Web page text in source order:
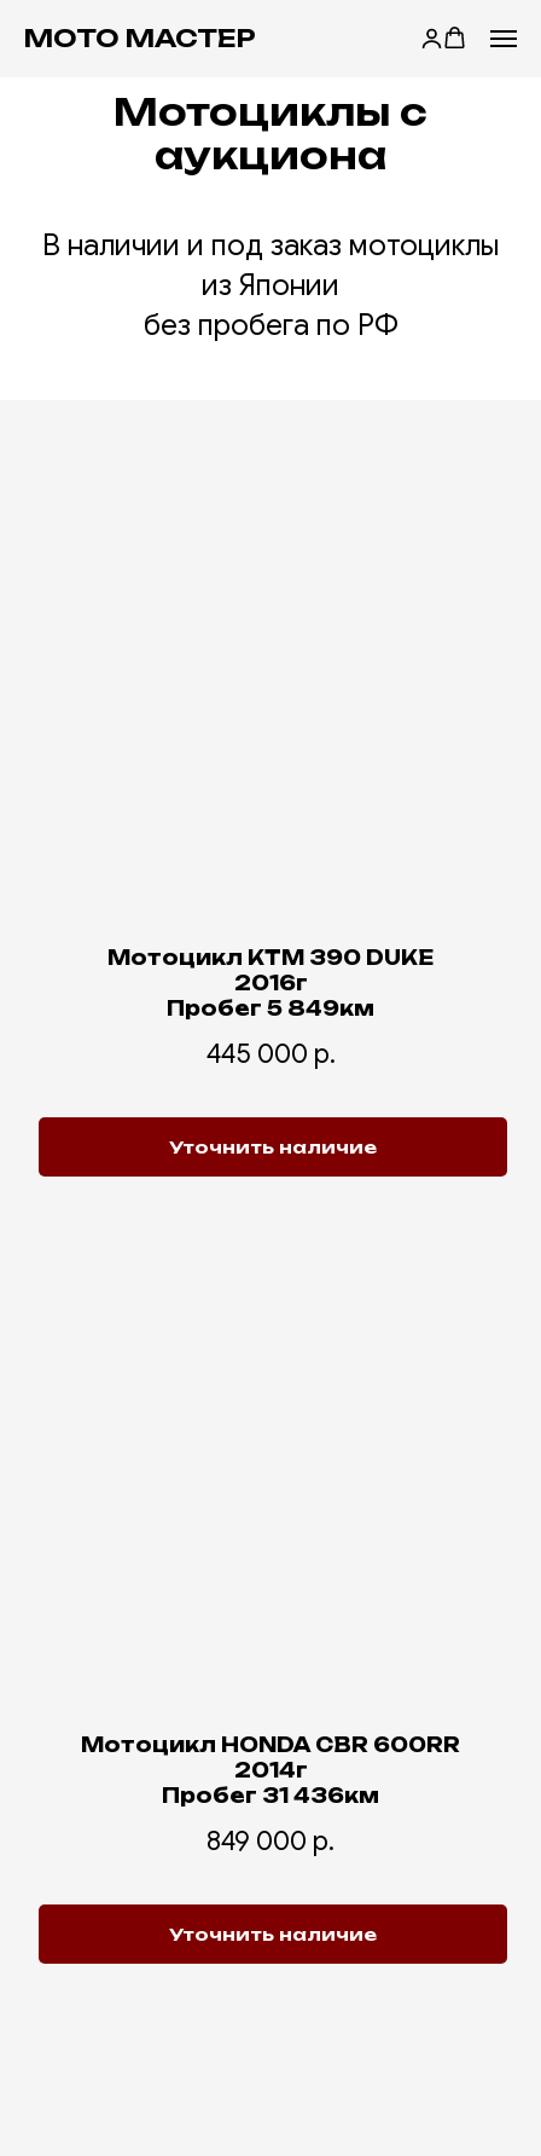
МОТО МАСТЕР
Мотоциклы с
аукциона
В наличии и под заказ мотоциклы
из Японии
без пробега по РФ
Мотоцикл KTM 390 DUKE
2016г
Пробег 5 849км
445 000 р.
Уточнить наличие
Мотоцикл HONDA CBR 600RR
2014г
Пробег 31 436км
849 000 р.
Уточнить наличие